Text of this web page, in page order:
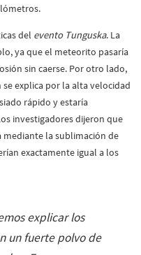
del evento Tunguska. La
ya que el meteorito pasaría
sin caerse. Por otro lado,
explica por la alta velocidad
rápido y estaría
investigadores dijeron que
mediante la sublimación de
exactamente igual a los
explicar los
un fuerte polvo de